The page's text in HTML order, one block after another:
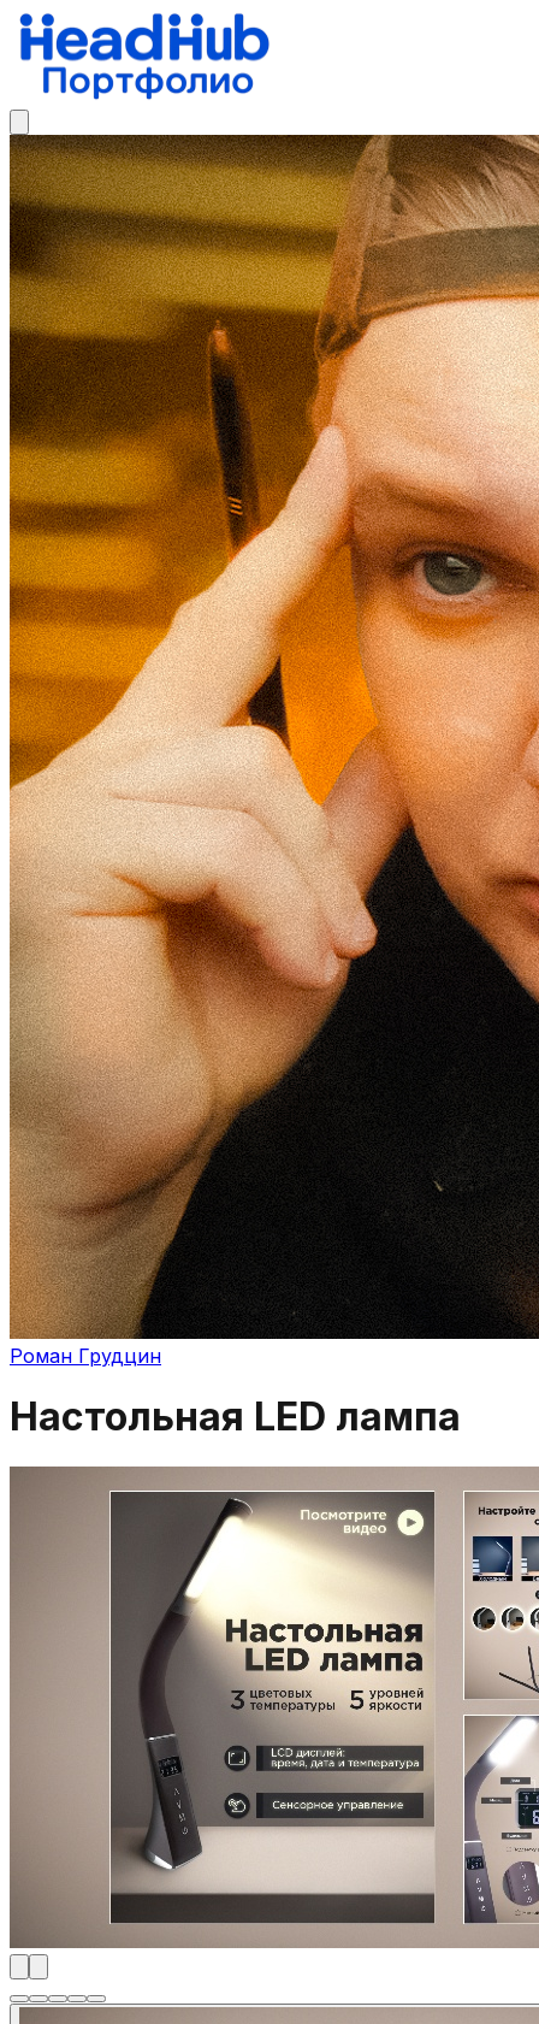
Роман Грудцин
Настольная LED лампа